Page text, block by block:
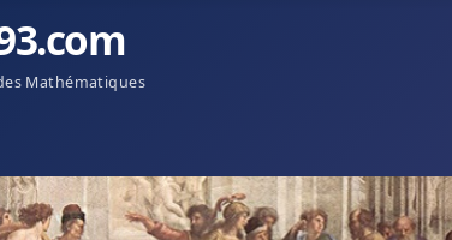
Mathématiques